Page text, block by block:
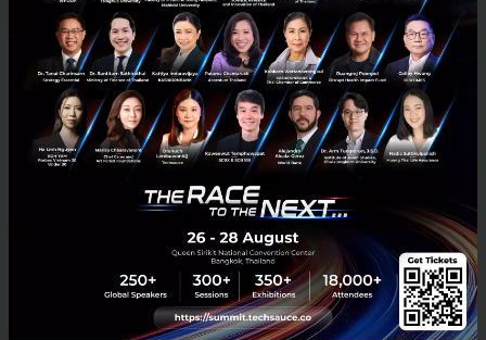
3 เรื่องที่ประเทศไทยต้อง Focus สร้างคน–นวัตกรรม–ปฏิรูป
ระบบราชการ เพื่อยกระดับขีดความสามารถประเทศ
นายอนุทิน ชาญวีรกูล นายกรัฐมนตรีและรัฐมนตรีว่าการกระทรวง
มหาดไทย กล่าวปาฐกถาพิเศษในหัวข้อ “ฝ่าวิกฤติ รับมือระเบียบโลก
ใหม่” ในงาน The INTANIA Forum...
| ByTechsauce Team